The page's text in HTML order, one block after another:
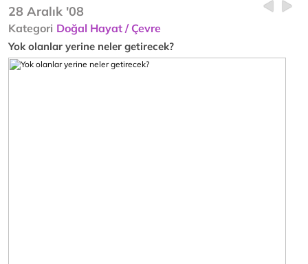
28 Aralık '08
Kategori Doğal Hayat / Çevre
Yok olanlar yerine neler getirecek?